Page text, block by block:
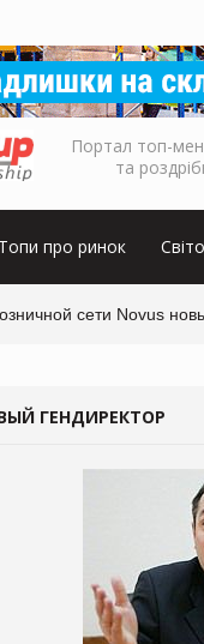
Портал топ-
та
Топи про ринок
сети Novus
ГЕНДИРЕКТОР